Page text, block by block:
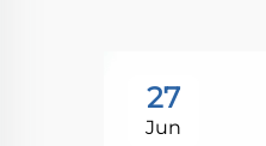
27
Jun